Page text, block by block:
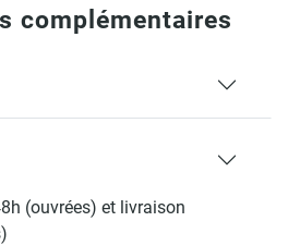
complémentaires
(ouvrées) et livraison